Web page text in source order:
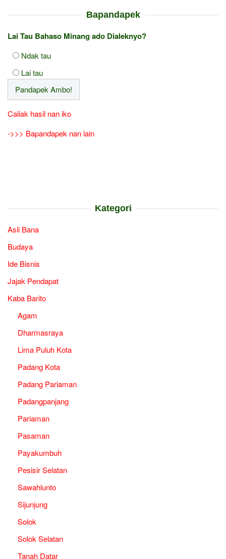
Bapandapek
Lai Tau Bahaso Minang ado Dialeknyo?
Ndak tau
Lai tau
Caliak hasil nan iko
->>> Bapandapek nan lain
Kategori
Asli Bana
Budaya
Ide Bisnis
Jajak Pendapat
Kaba Barito
Agam
Dharmasraya
Lima Puluh Kota
Padang Kota
Padang Pariaman
Padangpanjang
Pariaman
Pasaman
Payakumbuh
Pesisir Selatan
Sawahlunto
Sijunjung
Solok
Solok Selatan
Tanah Datar